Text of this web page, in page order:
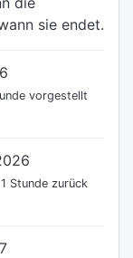
sie endet.
vorgestellt
Stunde zurück